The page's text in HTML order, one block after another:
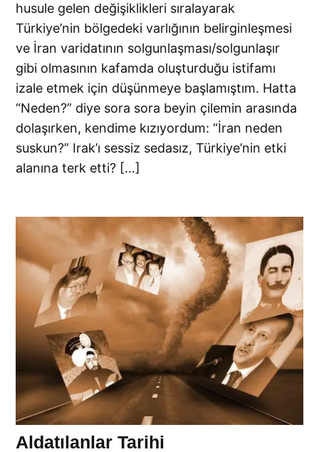
husule gelen değişiklikleri sıralayarak
Türkiye’nin bölgedeki varlığının belirginleşmesi
ve İran varidatının solgunlaşması/solgunlaşır
gibi olmasının kafamda oluşturduğu istifamı
izale etmek için düşünmeye başlamıştım. Hatta
“Neden?” diye sora sora beyin çilemin arasında
dolaşırken, kendime kızıyordum: “İran neden
suskun?” Irak’ı sessiz sedasız, Türkiye’nin etki
alanına terk etti? […]
Aldatılanlar Tarihi